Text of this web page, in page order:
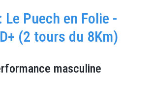
Le Puech en Folie -
(2 tours du 8Km)
masculine